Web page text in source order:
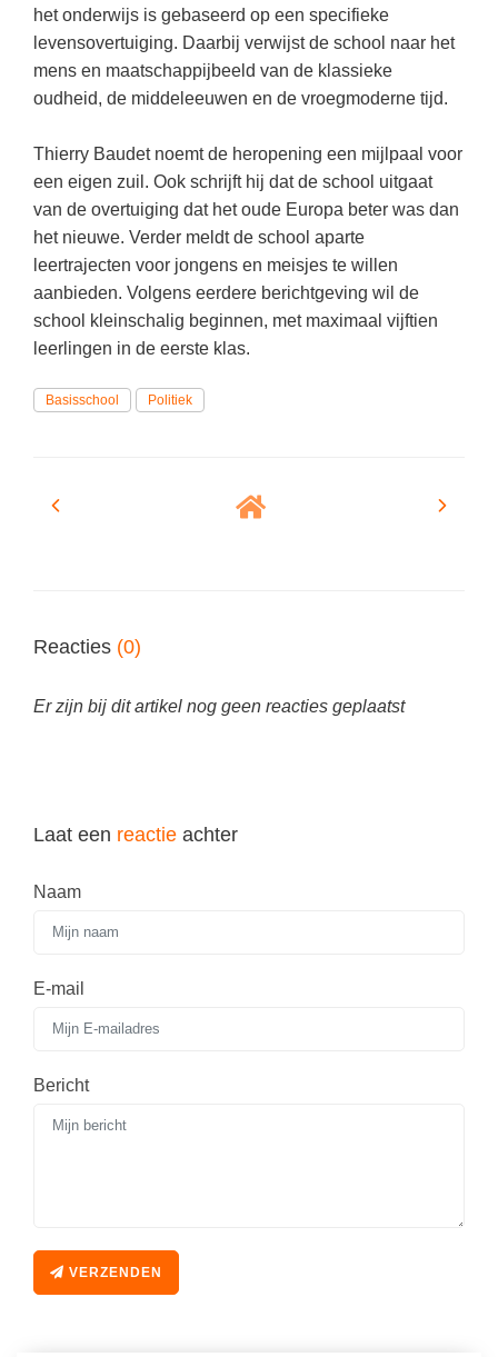
Mediawijsheid
Nieuws
Onderwijsprijs
Schoolspullen
Seizoenen
Seksualiteit
Sinterklaas
Sprookjes
Kruiswoordpuzzels
Onderwijslonen
Vrijeschoolonderwijs
Montessori onderwijs
Jenaplanonderwijs
Daltononderwijs
Schoolspullen
Onderwijsvacatures
Afscheidstekst collega
Studieschuld & Hypotheek
Docentenplein nieuwsbrief
Huiswerkbegeleider zoeken
het onderwijs is gebaseerd op een specifieke
levensovertuiging. Daarbij verwijst de school naar het
mens en maatschappijbeeld van de klassieke
oudheid, de middeleeuwen en de vroegmoderne tijd.
Thierry Baudet noemt de heropening een mijlpaal voor
een eigen zuil. Ook schrijft hij dat de school uitgaat
van de overtuiging dat het oude Europa beter was dan
het nieuwe. Verder meldt de school aparte
leertrajecten voor jongens en meisjes te willen
aanbieden. Volgens eerdere berichtgeving wil de
school kleinschalig beginnen, met maximaal vijftien
leerlingen in de eerste klas.
Basisschool Politiek
Reacties (0)
Er zijn bij dit artikel nog geen reacties geplaatst
Laat een reactie achter
Naam
E-mail
Bericht
VERZENDEN